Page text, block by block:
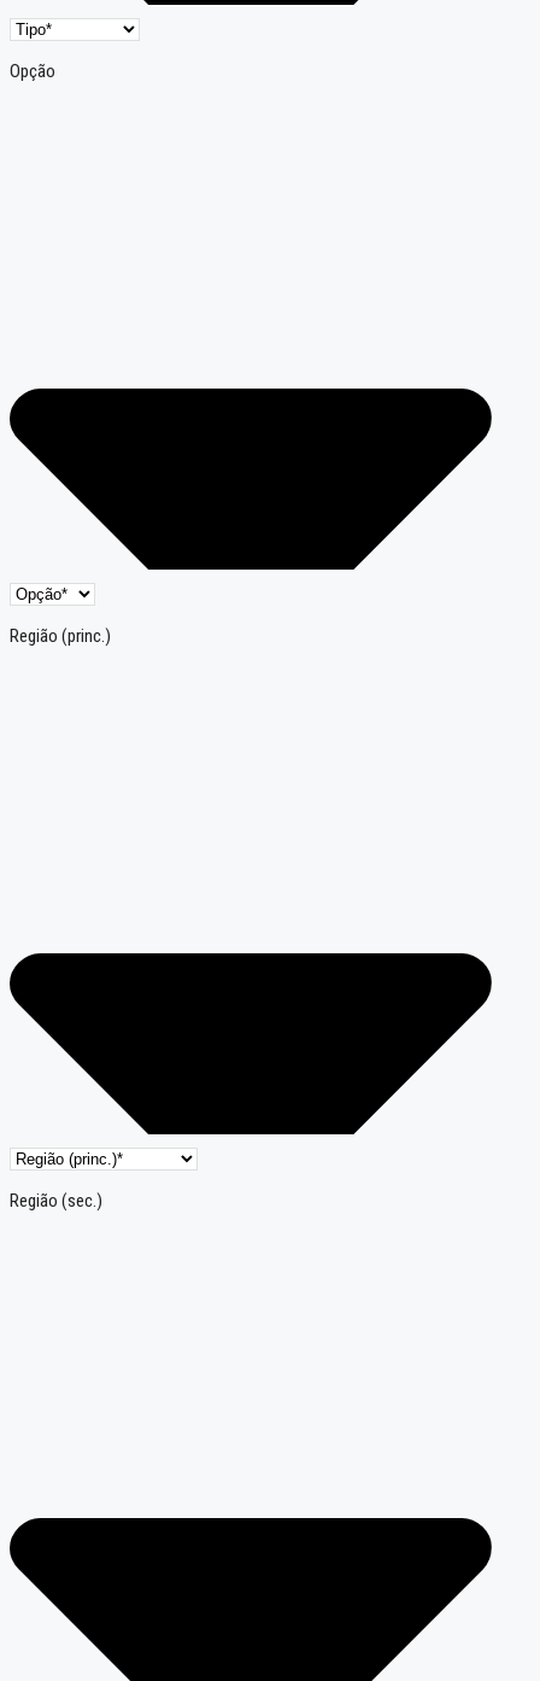
Opção
Região (princ.)
Região (sec.)